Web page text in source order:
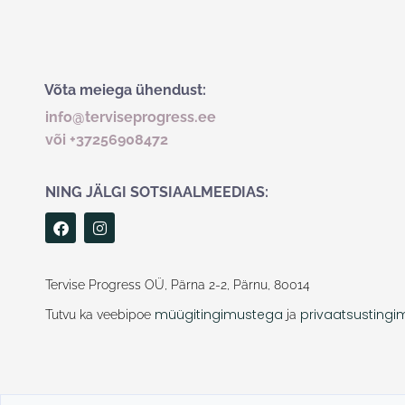
Võta meiega ühendust:
info@terviseprogress.ee
või +37256908472
NING JÄLGI SOTSIAALMEEDIAS:
F
a
c
b
o
o
k
I
n
s
a
g
r
a
Tervise Progress OÜ, Pärna 2-2, Pärnu, 80014
Tutvu ka veebipoe müügitingimustega ja